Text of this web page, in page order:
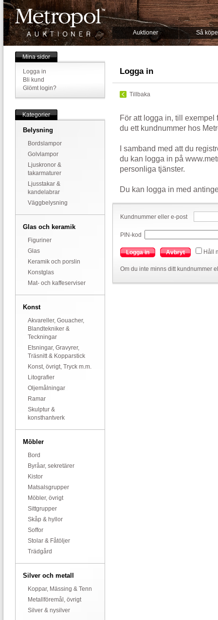
Auktioner Så
Mina sidor
Logga in
Bli kund
Glömt login?
Kategorier
Belysning
Bordslampor
Golvlampor
Ljuskronor &
takarmaturer
Ljusstakar &
kandelabrar
Väggbelysning
Glas och keramik
Figuriner
Glas
Keramik och porslin
Konstglas
Mat- och kaffeserviser
Konst
Akvareller, Gouacher,
Blandtekniker &
Teckningar
Etsningar, Gravyrer,
Träsnitt & Kopparstick
Konst, övrigt, Tryck m.m.
Litografier
Oljemålningar
Ramar
Skulptur &
konsthantverk
Möbler
Bord
Byråar, sekretärer
Kistor
Matsalsgrupper
Möbler, övrigt
Sittgrupper
Skåp & hyllor
Soffor
Stolar & Fåtöljer
Trädgård
Silver och metall
Koppar, Mässing & Tenn
Metallföremål, övrigt
Silver & nysilver
Logga in
Tillbaka
För att logga in, till exempel
du ett kundnummer hos
I samband med att du
du kan logga in på
personliga tjänster.
Du kan logga in med
Kundnummer eller e-post
PIN-kod
Logga in Avbryt Håll
Om du inte minns ditt kundnummer